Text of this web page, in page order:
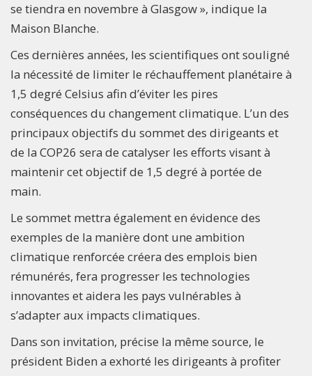
se tiendra en novembre à Glasgow », indique la
Maison Blanche.
Ces dernières années, les scientifiques ont souligné
la nécessité de limiter le réchauffement planétaire à
1,5 degré Celsius afin d’éviter les pires
conséquences du changement climatique. L’un des
principaux objectifs du sommet des dirigeants et
de la COP26 sera de catalyser les efforts visant à
maintenir cet objectif de 1,5 degré à portée de
main.
Le sommet mettra également en évidence des
exemples de la manière dont une ambition
climatique renforcée créera des emplois bien
rémunérés, fera progresser les technologies
innovantes et aidera les pays vulnérables à
s’adapter aux impacts climatiques.
Dans son invitation, précise la même source, le
président Biden a exhorté les dirigeants à profiter